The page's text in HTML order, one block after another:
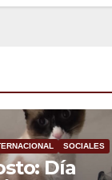
SOCIALES
Día